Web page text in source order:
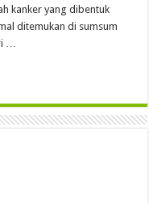
kanker yang dibentuk
ditemukan di sumsum
…